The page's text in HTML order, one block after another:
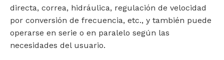
directa, correa, hidráulica, regulación de velocidad
por conversión de frecuencia, etc., y también puede
operarse en serie o en paralelo según las
necesidades del usuario.